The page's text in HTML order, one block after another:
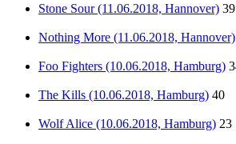
Stone Sour (11.06.2018, Hannover) 39
Nothing More (11.06.2018, Hannover)
Foo Fighters (10.06.2018, Hamburg)
The Kills (10.06.2018, Hamburg) 40
Wolf Alice (10.06.2018, Hamburg) 23